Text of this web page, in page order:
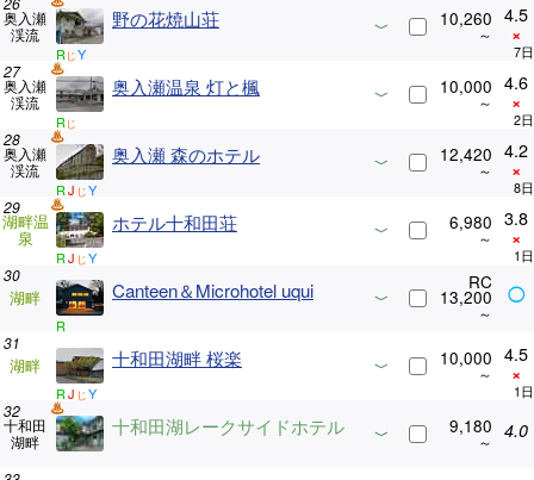
奥入瀬
渓流
野の花焼山荘
R じ Y
10,260 4.5
×
奥入瀬
渓流
奥入瀬温泉 灯と楓
R じ
10,000 4.6
×
奥入瀬
渓流
奥入瀬 森のホテル
RJ じ Y
12,420 4.2
×
湖畔温
泉
ホテル十和田荘
RJ じ Y
6,980 3.8
×
湖畔 Canteen＆Microhotel uqui
R
RC
13,200 ◯
湖畔 十和田湖畔 桜楽
RJ じ Y
10,000 4.5
×
十和田
湖畔
十和田湖レークサイドホテル 9,180 4.0